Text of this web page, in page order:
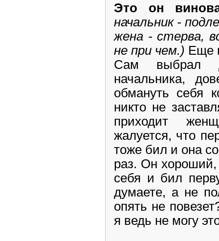
Это он
начальник -
жена - стерва,
не при чем.) Еще
Сам выбрал
начальника,
обмануть себя
никто не
приходит
жалуется, что
тоже бил и она
раз. Он хороший,
себя и бил
думаете, а не
опять не
я ведь не могу